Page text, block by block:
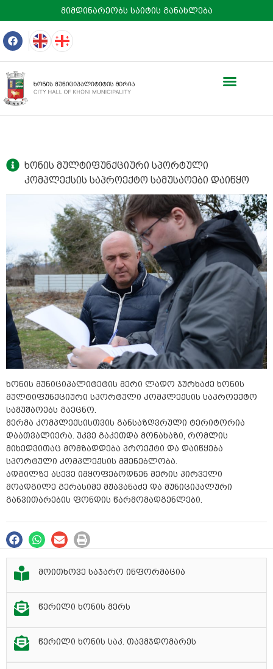
მიმდინარეობს საიტის განახლება
ხონის მულტიფუნქციური სპორტული
კომპლექსის საპროექტო სამუსაოები დაიწყო
ხონის მუნიციპალიტეტის მერი ლადო ჯურხაძე ხონის
მულტიფუნქციური სპორტული კომპლექსის საპროექტო
სამუშაოებს გაეცნო.
მერმა კომპლექსისთვის განსაზღვრული ტერიტორია
დაათვალიერა. უკვე გაკეთდა მონახაზი, რომლის
მიხედვითაც მომზადდება პროექტი და დაიწყება
სპორტული კომპლექსის მშენებლობა.
ადგილზე ასევე იმყოფებოდნენ მერის პირველი
მოადგილე გერასიმე მჟავანაძე და მუნიციპალური
განვითარების ფონდის წარმომადგენლები.
მოითხოვე საჯარო ინფორმაცია
წერილი ხონის მერს
წერილი ხონის საკ. თავმჯდომარეს